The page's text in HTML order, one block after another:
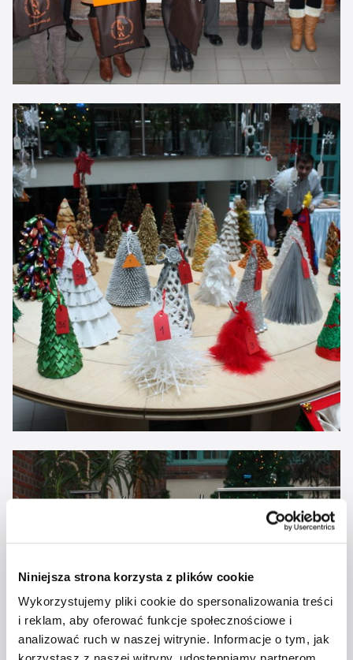
Niniejsza strona korzysta z plików cookie
Wykorzystujemy pliki cookie do spersonalizowania treści
i reklam, aby oferować funkcje społecznościowe i
analizować ruch w naszej witrynie. Informacje o tym, jak